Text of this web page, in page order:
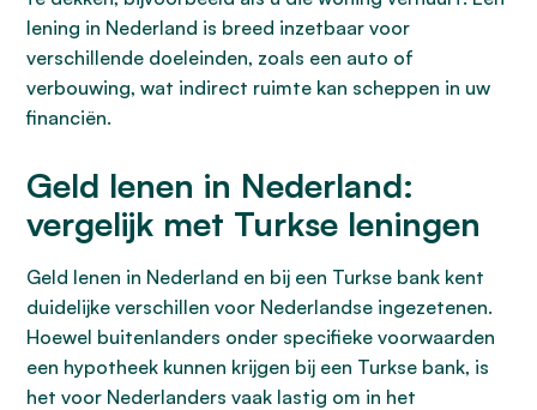
lening in Nederland is breed inzetbaar voor
verschillende doeleinden, zoals een auto of
verbouwing, wat indirect ruimte kan scheppen in uw
financiën.
Geld lenen in Nederland:
vergelijk met Turkse leningen
Geld lenen in Nederland en bij een Turkse bank kent
duidelijke verschillen voor Nederlandse ingezetenen.
Hoewel buitenlanders onder specifieke voorwaarden
een hypotheek kunnen krijgen bij een Turkse bank, is
het voor Nederlanders vaak lastig om in het